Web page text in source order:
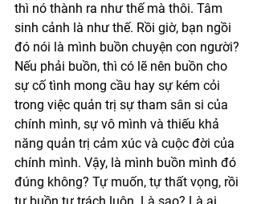
thì nó thành ra như thế mà thôi. Tâm
sinh cảnh là như thế. Rồi giờ, bạn ngồi
đó nói là mình buồn chuyện con người?
Nếu phải buồn, thì có lẽ nên buồn cho
sự cố tình mong cầu hay sự kém cỏi
trong việc quản trị sự tham sân si của
chính mình, sự vô mình và thiếu khả
năng quản trị cảm xúc và cuộc đời của
chính mình. Vậy, là mình buồn mình đó
đúng không? Tự muốn, tự thất vọng, rồi